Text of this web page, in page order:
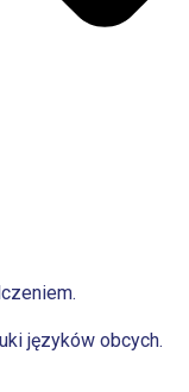
języków obcych.